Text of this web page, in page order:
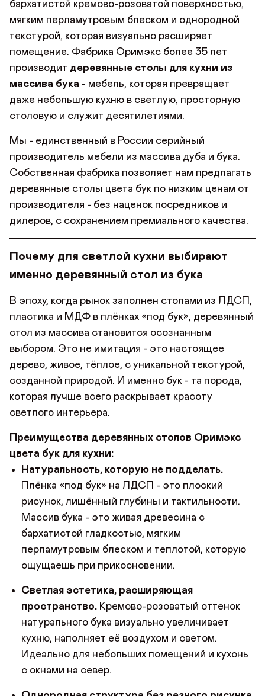
бархатистой кремово-розоватой поверхностью,
мягким перламутровым блеском и однородной
текстурой, которая визуально расширяет
помещение. Фабрика Оримэкс более 35 лет
производит деревянные столы для кухни из
массива бука - мебель, которая превращает
даже небольшую кухню в светлую, просторную
столовую и служит десятилетиями.
Мы - единственный в России серийный
производитель мебели из массива дуба и бука.
Собственная фабрика позволяет нам предлагать
деревянные столы цвета бук по низким ценам от
производителя - без наценок посредников и
дилеров, с сохранением премиального качества.
Почему для светлой кухни выбирают
именно деревянный стол из бука
В эпоху, когда рынок заполнен столами из ЛДСП,
пластика и МДФ в плёнках «под бук», деревянный
стол из массива становится осознанным
выбором. Это не имитация - это настоящее
дерево, живое, тёплое, с уникальной текстурой,
созданной природой. И именно бук - та порода,
которая лучше всего раскрывает красоту
светлого интерьера.
Преимущества деревянных столов Оримэкс
цвета бук для кухни:
Натуральность, которую не подделать.
Плёнка «под бук» на ЛДСП - это плоский
рисунок, лишённый глубины и тактильности.
Массив бука - это живая древесина с
бархатистой гладкостью, мягким
перламутровым блеском и теплотой, которую
ощущаешь при прикосновении.
Светлая эстетика, расширяющая
пространство. Кремово-розоватый оттенок
натурального бука визуально увеличивает
кухню, наполняет её воздухом и светом.
Идеально для небольших помещений и кухонь
с окнами на север.